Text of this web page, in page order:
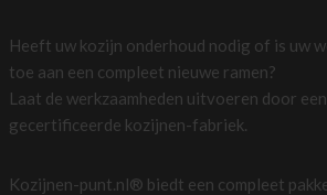
Heeft uw kozijn onderhoud nodig of is uw
toe aan een compleet nieuwe ramen?
Laat de werkzaamheden uitvoeren door
gecertificeerde kozijnen-fabriek.
Kozijnen-punt.nl® biedt een compleet